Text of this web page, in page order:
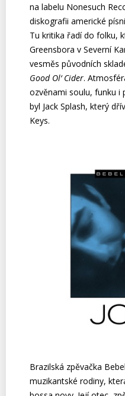
na labelu Nonesuch
diskografii americké
Tu kritika řadí do folku,
Greensbora v Severní
vesměs původních
Good Ol‘ Cider.
ozvěnami soulu, funku i
byl Jack Splash, který
Keys.
Brazilská zpěvačka
muzikantské rodiny,